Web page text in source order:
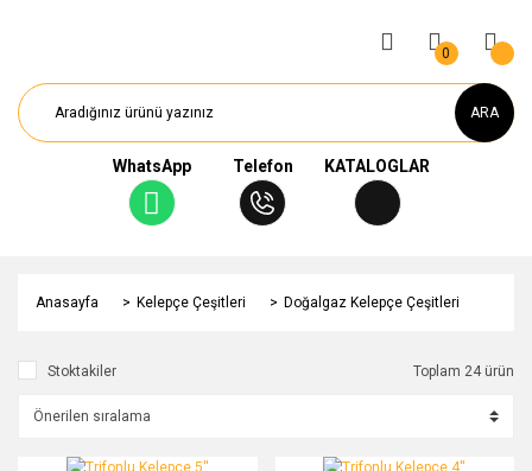
ARA
WhatsApp Telefon KATALOGLAR
0
Anasayfa Kelepçe Çeşitleri Doğalgaz Kelepçe Çeşitleri
Stoktakiler Toplam 24 ürün